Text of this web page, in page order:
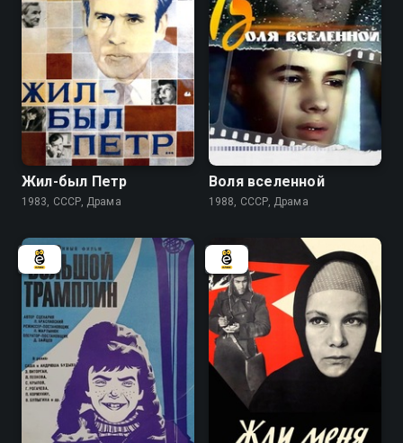
Жил-был Петр
1983, СССР, Драма
6.4
Воля вселенной
1988, СССР, Драма